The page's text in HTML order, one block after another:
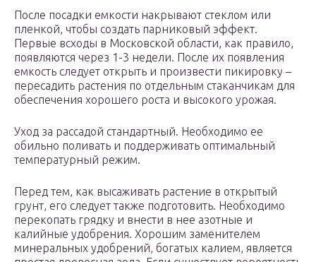
После посадки емкости накрывают стеклом или
пленкой, чтобы создать парниковый эффект.
Первые всходы в Московской области, как правило,
появляются через 1-3 недели. После их появления
емкость следует открыть и произвести пикировку –
пересадить растения по отдельным стаканчикам для
обеспечения хорошего роста и высокого урожая.
Уход за рассадой стандартный. Необходимо ее
обильно поливать и поддерживать оптимальный
температурный режим.
Перед тем, как высаживать растение в открытый
грунт, его следует также подготовить. Необходимо
перекопать грядку и внести в нее азотные и
калийные удобрения. Хорошим заменителем
минеральных удобрений, богатых калием, является